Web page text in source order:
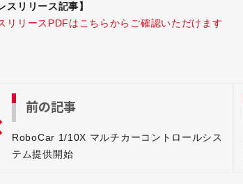
スリリース記事】
リリースPDFはこちらからご確認いただけます
前の記事
RoboCar 1/10X マルチカーコントロールシス
テム提供開始